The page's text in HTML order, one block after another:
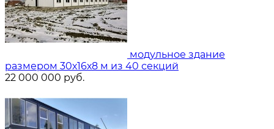
модульное здание
размером 30х16х8 м из 40 секций
22 000 000 руб.